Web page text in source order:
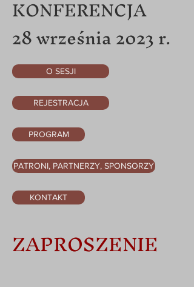
KONFERENCJA
28 września 2023 r.
O SESJI
REJESTRACJA
PROGRAM
PATRONI, PARTNERZY, SPONSORZY
KONTAKT
ZAPROSZENIE